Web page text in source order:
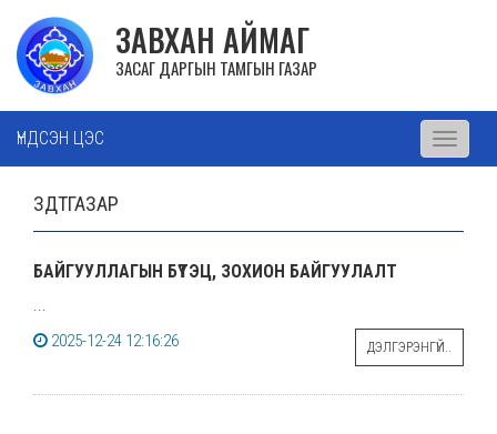
ЗАВХАН АЙМАГ
ЗАСАГ ДАРГЫН ТАМГЫН ГАЗАР
ҮНДСЭН ЦЭС
Toggle
ЗДТГАЗАР
БАЙГУУЛЛАГЫН БҮТЭЦ, ЗОХИОН БАЙГУУЛАЛТ
...
2025-12-24 12:16:26
ДЭЛГЭРЭНГҮЙ..